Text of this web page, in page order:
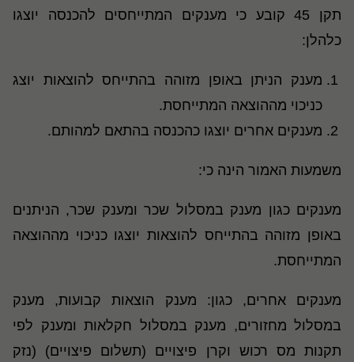
תקן 45 קובע כי מענקים המתייחסים להכנסה יוצגו
כלהלן:
מענק הניתן באופן מזוהה בהתייחס להוצאות יוצג
כניכוי מההוצאה המתייחסת.
מענקים אחרים יוצגו כהכנסה בהתאם למהותם.
משמעות האמור הינה כי:
מענקים כגון מענק במסלול שכר ומענק שכר, הניתנים
באופן מזוהה בהתייחס להוצאות יוצגו כניכוי מההוצאה
המתייחסת.
מענקים אחרים, כגון: מענק הוצאות קבועות, מענק
במסלול מחזורים, מענק במסלול חקלאות ומענק לפי
תקנות מס רכוש וקרן פיצויים (תשלום פיצויים) (נזק